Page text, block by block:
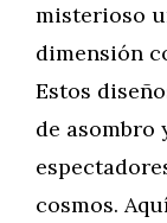
misterioso
dimensión
Estos
de asombro
cosmos.